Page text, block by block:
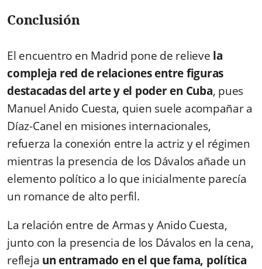
Conclusión
El encuentro en Madrid pone de relieve la
compleja red de relaciones entre figuras
destacadas del arte y el poder en Cuba, pues
Manuel Anido Cuesta, quien suele acompañar a
Díaz-Canel en misiones internacionales,
refuerza la conexión entre la actriz y el régimen
mientras la presencia de los Dávalos añade un
elemento político a lo que inicialmente parecía
un romance de alto perfil.
La relación entre de Armas y Anido Cuesta,
junto con la presencia de los Dávalos en la cena,
refleja un entramado en el que fama, política